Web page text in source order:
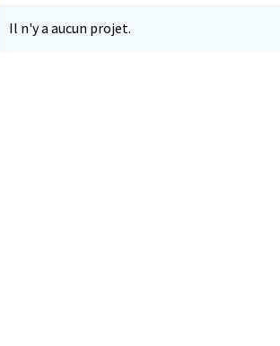
Il n'y a aucun projet.